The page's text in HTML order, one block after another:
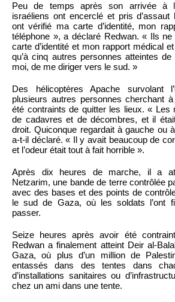
Peu de temps après son arrivée à
israéliens ont encerclé et pris d’assaut
ont vérifié ma carte d’identité, mon
téléphone », a déclaré Redwan. « Ils ne
carte d’identité et mon rapport médical
qu’à cinq autres personnes atteintes
moi, de me diriger vers le sud. »
Des hélicoptères Apache survolant
plusieurs autres personnes cherchant
été contraints de quitter les lieux. « Les
de cadavres et de décombres, et il
droit. Quiconque regardait à gauche ou
a-t-il déclaré. « Il y avait beaucoup de
et l’odeur était tout à fait horrible ».
Après dix heures de marche, il a
Netzarim, une bande de terre contrôlée
avec des bases et des points de
le sud de Gaza, où les soldats l’ont
passer.
Seize heures après avoir été
Redwan a finalement atteint Deir al-
Gaza, où plus d’un million de
entassés dans des tentes dans
d’installations sanitaires ou
chez un ami dans une tente.